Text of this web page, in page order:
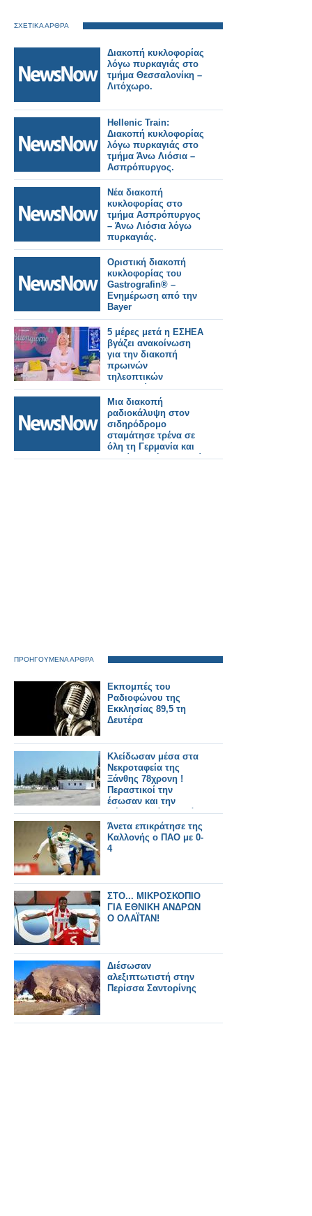
ΣΧΕΤΙΚΑ ΑΡΘΡΑ
Διακοπή κυκλοφορίας
λόγω πυρκαγιάς στο
τμήμα Θεσσαλονίκη –
Λιτόχωρο.
Hellenic Train:
Διακοπή κυκλοφορίας
λόγω πυρκαγιάς στο
τμήμα Άνω Λιόσια –
Ασπρόπυργος.
Νέα διακοπή
κυκλοφορίας στο
τμήμα Ασπρόπυργος
– Άνω Λιόσια λόγω
πυρκαγιάς.
Οριστική διακοπή
κυκλοφορίας του
Gastrografin® –
Ενημέρωση από την
Bayer
5 μέρες μετά η ΕΣΗΕΑ
βγάζει ανακοίνωση
για την διακοπή
πρωινών
τηλεοπτικών
εκπομπών...
Μια διακοπή
ραδιοκάλυψη στον
σιδηρόδρομο
σταμάτησε τρένα σε
όλη τη Γερμανία και
κανείς δεν ήξερε γιατί.
ΠΡΟΗΓΟΥΜΕΝΑ ΑΡΘΡΑ
Εκπομπές του
Ραδιοφώνου της
Εκκλησίας 89,5 τη
Δευτέρα
Κλείδωσαν μέσα στα
Νεκροταφεία της
Ξάνθης 78χρονη !
Περαστικοί την
έσωσαν και την
πέρασαν πάνω από
τα κάγκελα !
Άνετα επικράτησε της
Καλλονής ο ΠΑΟ με 0-
4
ΣΤΟ... ΜΙΚΡΟΣΚΟΠΙΟ
ΓΙΑ ΕΘΝΙΚΗ ΑΝΔΡΩΝ
Ο ΟΛΑΪΤΑΝ!
Διέσωσαν
αλεξιπτωτιστή στην
Περίσσα Σαντορίνης